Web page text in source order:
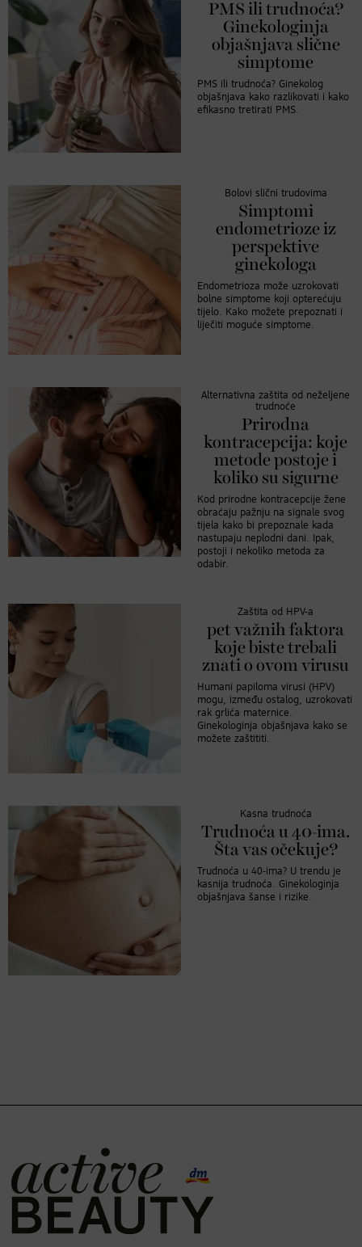
PMS ili trudnoća?
Ginekologinja
objašnjava slične
simptome
PMS ili trudnoća? Ginekolog
objašnjava kako razlikovati i kako
efikasno tretirati PMS.
Bolovi slični trudovima
Simptomi
endometrioze iz
perspektive
ginekologa
Endometrioza može uzrokovati
bolne simptome koji opterećuju
tijelo. Kako možete prepoznati i
liječiti moguće simptome.
Alternativna zaštita od neželjene
trudnoće
Prirodna
kontracepcija: koje
metode postoje i
koliko su sigurne
Kod prirodne kontracepcije žene
obraćaju pažnju na signale svog
tijela kako bi prepoznale kada
nastupaju neplodni dani. Ipak,
postoji i nekoliko metoda za
odabir.
Zaštita od HPV-a
pet važnih faktora
koje biste trebali
znati o ovom virusu
Humani papiloma virusi (HPV)
mogu, između ostalog, uzrokovati
rak grlića maternice.
Ginekologinja objašnjava kako se
možete zaštititi.
Kasna trudnoća
Trudnoća u 40-ima.
Šta vas očekuje?
Trudnoća u 40-ima? U trendu je
kasnija trudnoća. Ginekologinja
objašnjava šanse i rizike.